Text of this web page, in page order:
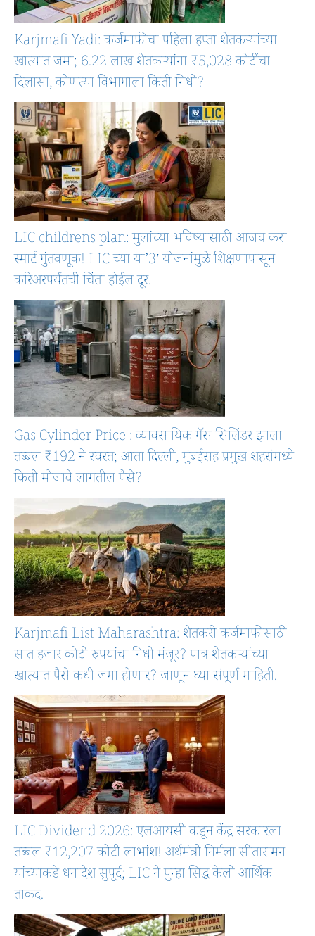
Karjmafi Yadi: कर्जमाफीचा पहिला हप्ता शेतकऱ्यांच्या
खात्यात जमा; 6.22 लाख शेतकऱ्यांना ₹5,028 कोटींचा
दिलासा, कोणत्या विभागाला किती निधी?
LIC childrens plan: मुलांच्या भविष्यासाठी आजच करा
स्मार्ट गुंतवणूक! LIC च्या या’3′ योजनांमुळे शिक्षणापासून
करिअरपर्यंतची चिंता होईल दूर.
Gas Cylinder Price : व्यावसायिक गॅस सिलिंडर झाला
तब्बल ₹192 ने स्वस्त; आता दिल्ली, मुंबईसह प्रमुख शहरांमध्ये
किती मोजावे लागतील पैसे?
Karjmafi List Maharashtra: शेतकरी कर्जमाफीसाठी
सात हजार कोटी रुपयांचा निधी मंजूर? पात्र शेतकऱ्यांच्या
खात्यात पैसे कधी जमा होणार? जाणून घ्या संपूर्ण माहिती.
LIC Dividend 2026: एलआयसी कडून केंद्र सरकारला
तब्बल ₹12,207 कोटी लाभांश! अर्थमंत्री निर्मला सीतारामन
यांच्याकडे धनादेश सुपूर्द; LIC ने पुन्हा सिद्ध केली आर्थिक
ताकद.